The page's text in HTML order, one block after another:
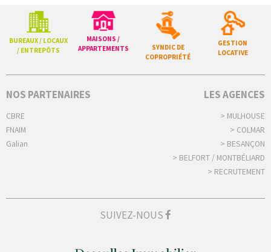
BUREAUX / LOCAUX
/ ENTREPÔTS
MAISONS /
APPARTEMENTS
SYNDIC DE
COPROPRIÉTÉ
GESTION
LOCATIVE
NOS PARTENAIRES
CBRE
FNAIM
Galian
LES AGENCES
> MULHOUSE
> COLMAR
> BESANÇON
> BELFORT / MONTBÉLIARD
> RECRUTEMENT
SUIVEZ-NOUS